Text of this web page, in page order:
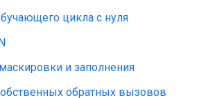
цикла с нуля
и заполнения
обратных вызовов